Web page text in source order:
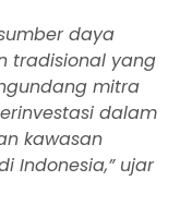
daya
tradisional yang
mitra
dalam
kawasan
Indonesia,” ujar